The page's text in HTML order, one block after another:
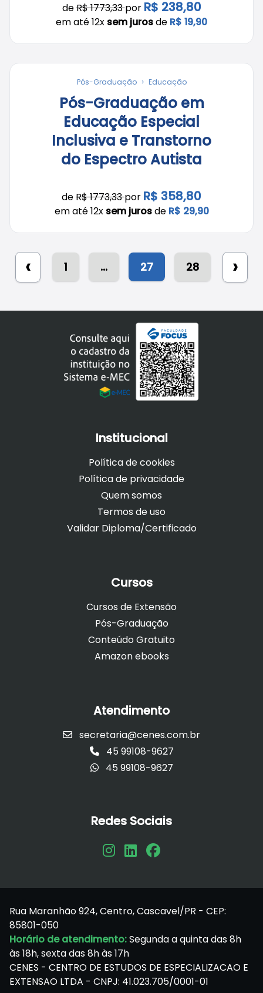
deR$ 1773,33por R$ 238,80
em até 12x sem jurosde R$ 19,90
Pós-Graduação Educação
Pós-Graduação em
Educação Especial
Inclusiva e Transtorno
do Espectro Autista
deR$ 1773,33por R$ 358,80
em até 12x sem jurosde R$ 29,90
‹ 1 ... 27 28 ›
Institucional
Política de cookies
Política de privacidade
Quem somos
Termos de uso
Validar Diploma/Certificado
Cursos
Cursos de Extensão
Pós-Graduação
Conteúdo Gratuito
Amazon ebooks
Atendimento
secretaria@cenes.com.br
45 99108-9627
45 99108-9627
Redes Sociais
Rua Maranhão 924, Centro, Cascavel/PR - CEP:
85801-050
Horário de atendimento:Segunda a quinta das 8h
às 18h, sexta das 8h às 17h
CENES - CENTRO DE ESTUDOS DE ESPECIALIZACAO E
EXTENSAO LTDA - CNPJ: 41.023.705/0001-01